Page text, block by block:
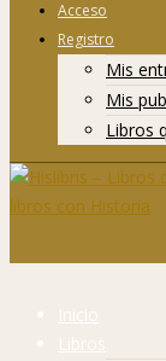
Acceso
Registro
Mis
Mis
Libros
Inicio
Libros